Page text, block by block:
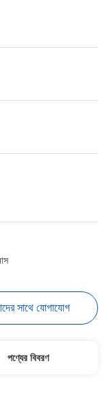
সাথে যোগাযোগ
পণ্যের বিবরণ